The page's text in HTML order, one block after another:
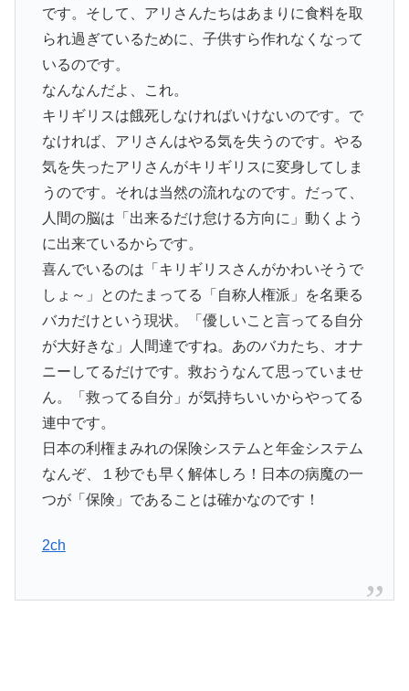
です。そして、アリさんたちはあまりに食料を取
られ過ぎているために、子供すら作れなくなって
いるのです。
なんなんだよ、これ。
キリギリスは餓死しなければいけないのです。で
なければ、アリさんはやる気を失うのです。やる
気を失ったアリさんがキリギリスに変身してしま
うのです。それは当然の流れなのです。だって、
人間の脳は「出来るだけ怠ける方向に」動くよう
に出来ているからです。
喜んでいるのは「キリギリスさんがかわいそうで
しょ～」とのたまってる「自称人権派」を名乗る
バカだけという現状。「優しいこと言ってる自分
が大好きな」人間達ですね。あのバカたち、オナ
ニーしてるだけです。救おうなんて思っていませ
ん。「救ってる自分」が気持ちいいからやってる
連中です。
日本の利権まみれの保険システムと年金システム
なんぞ、１秒でも早く解体しろ！日本の病魔の一
つが「保険」であることは確かなのです！
2ch